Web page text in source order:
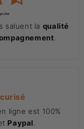
saluent la qualité
ligne est 100%
Paypal